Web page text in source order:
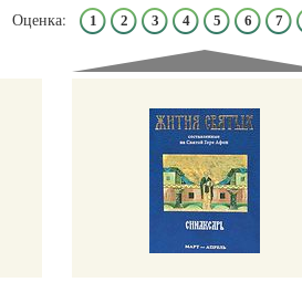
Оценка: 1 2 3 4 5 6 7